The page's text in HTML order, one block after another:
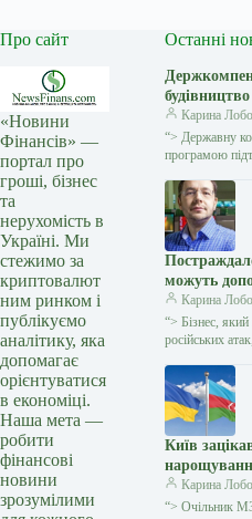
Про сайт
«Новини
Фінансів» —
портал про
гроші, бізнес
та
нерухомість в
Україні. Ми
стежимо за
криптовалют
ним ринком і
публікуємо
аналітику, яка
допомагає
орієнтуватися
в економіці.
Наша мета —
робити
фінансові
новини
зрозумілими
Останні
комплексів
отримати 31
Карина
“> Державну
програмою
комплексів
підприємство,
Міністерства
можуть
та кредити
Карина
“> Бізнес,
російських
зокрема
страхування,…
Київ
Карина
“> Очільник